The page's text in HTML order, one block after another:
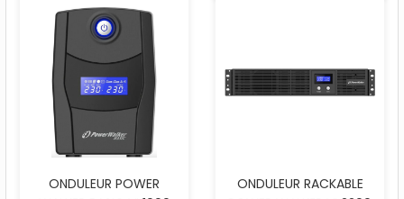
ONDULEUR POWER
ONDULEUR RACKABLE